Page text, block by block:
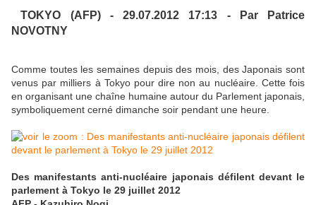
TOKYO (AFP) - 29.07.2012 17:13 - Par Patrice
NOVOTNY
Comme toutes les semaines depuis des mois, des Japonais sont
venus par milliers à Tokyo pour dire non au nucléaire. Cette fois
en organisant une chaîne humaine autour du Parlement japonais,
symboliquement cerné dimanche soir pendant une heure.
Des manifestants anti-nucléaire japonais défilent devant le
parlement à Tokyo le 29 juillet 2012